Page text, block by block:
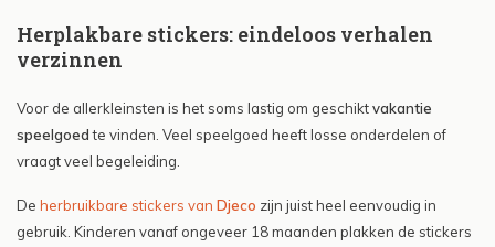
Herplakbare stickers: eindeloos verhalen
verzinnen
Voor de allerkleinsten is het soms lastig om geschiktvakantie
speelgoedte vinden. Veel speelgoed heeft losse onderdelen of
vraagt veel begeleiding.
De herbruikbare stickers van Djeco zijn juist heel eenvoudig in
gebruik. Kinderen vanaf ongeveer 18 maanden plakken de stickers